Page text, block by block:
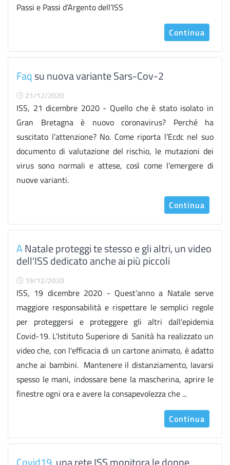
Passi e Passi d’Argento dell’ISS
Continua
Faq su nuova variante Sars-Cov-2
21/12/2020
ISS, 21 dicembre 2020 - Quello che è stato isolato in
Gran Bretagna è nuovo coronavirus? Perché ha
suscitato l’attenzione? No. Come riporta l’Ecdc nel suo
documento di valutazione del rischio, le mutazioni dei
virus sono normali e attese, così come l’emergere di
nuove varianti.
Continua
ANatale proteggi te stesso e gli altri, un video
dell'ISS dedicato anche ai più piccoli
19/12/2020
ISS, 19 dicembre 2020 - Quest'anno a Natale serve
maggiore responsabilità e rispettare le semplici regole
per proteggersi e proteggere gli altri dall'epidemia
Covid-19. L'Istituto Superiore di Sanità ha realizzato un
video che, con l'efficacia di un cartone animato, è adatto
anche ai bambini. Mantenere il distanziamento, lavarsi
spesso le mani, indossare bene la mascherina, aprire le
finestre ogni ora e avere la consapevolezza che ...
Continua